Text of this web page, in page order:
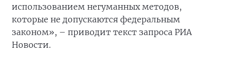
использованием негуманных методов,
которые не допускаются федеральным
законом», – приводит текст запроса РИА
Новости.